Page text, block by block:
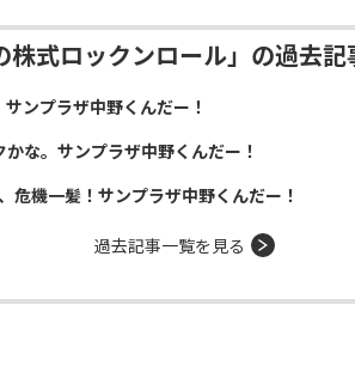
株式ロックンロール」の過去
ンプラザ中野くんだー！
な。サンプラザ中野くんだー！
危機一髪！サンプラザ中野くんだー！
過去記事一覧を見る